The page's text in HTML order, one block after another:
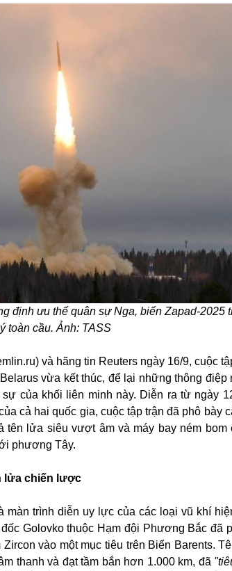
định ưu thế quân sự Nga, biến Zapad-2025
toàn cầu. Ảnh: TASS
và hãng tin Reuters ngày 16/9, cuộc
vừa kết thúc, để lại những thông điệp
của khối liên minh này. Diễn ra từ ngày
cả hai quốc gia, cuộc tập trận đã phô bày
tên lửa siêu vượt âm và máy bay ném bom
phương Tây.
lửa chiến lược
màn trình diễn uy lực của các loại vũ khí
Golovko thuộc Hạm đội Phương Bắc đã
vào một mục tiêu trên Biển Barents.
thanh và đạt tầm bắn hơn 1.000 km, đã